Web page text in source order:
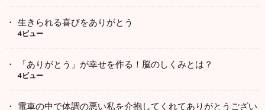
生きられる喜びをありがとう
4ビュー
「ありがとう」が幸せを作る！脳のしくみとは？
4ビュー
電車の中で体調の悪い私を介抱してくれてありがとうござい